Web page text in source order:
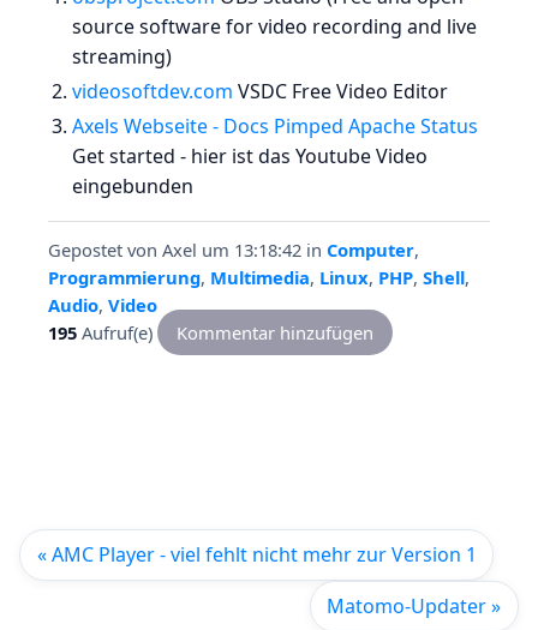
source software for video recording and live
streaming)
videosoftdev.com VSDC Free Video Editor
Axels Webseite - Docs Pimped Apache Status
Get started - hier ist das Youtube Video
eingebunden
Gepostet von Axel um 13:18:42 in Computer,
Programmierung, Multimedia, Linux, PHP, Shell,
Audio, Video
195 Aufruf(e) Kommentar hinzufügen
Matomo-Updater »
« AMC Player - viel fehlt nicht mehr zur Version 1